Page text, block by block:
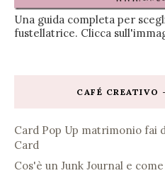
Una guida completa per
fustellatrice. Clicca
CAFÉ
Card Pop Up matrimonio fai
Card
Cos'è un Junk Journal e